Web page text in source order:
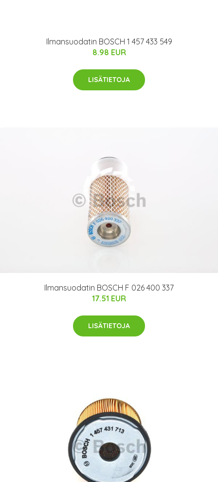
Ilmansuodatin BOSCH 1 457 433 549
8.98 EUR
LISÄTIETOJA
Ilmansuodatin BOSCH F 026 400 337
17.51 EUR
LISÄTIETOJA